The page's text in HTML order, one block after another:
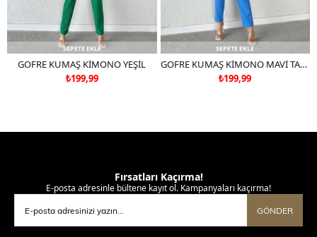
SEPETE EKLE
GOFRE KUMAŞ KİMONO YEŞİL
₺199,99
SEPETE EKLE
GOFRE KUMAŞ KİMONO MAVİ TAKIM DEĞİLDİR
₺199,99
Fırsatları Kaçırma!
E-posta adresinle bültene kayıt ol. Kampanyaları kaçırma!
GÖNDER